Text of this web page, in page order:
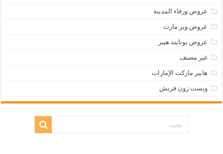
عروض ورقاء المدينة
عروض وير مارت
عروض يونايتد هيبر
غير مصنف
هايبر ماركت الإمارات
ويست زون فريش